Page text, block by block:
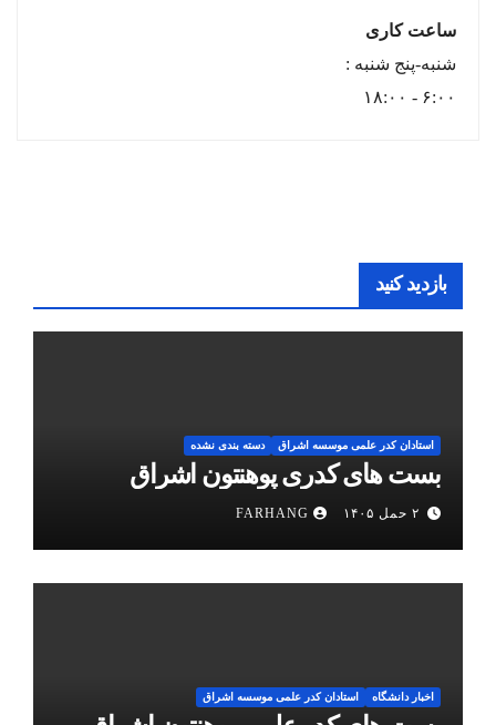
ساعت کاری
شنبه-پنج شنبه :
۶:۰۰ - ۱۸:۰۰
بازدید کنید
استادان کدر علمی موسسه اشراق دسته بندی نشده
بست های کدری پوهنتون اشراق
۲ حمل ۱۴۰۵ FARHANG
اخبار دانشگاه استادان کدر علمی موسسه اشراق